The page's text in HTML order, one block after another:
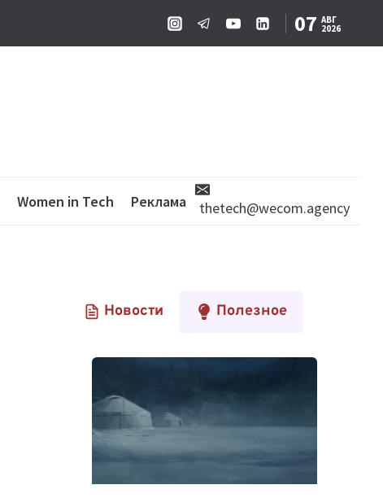
07 АВГ
2026
Women in Tech Реклама thetech@wecom.agency
Новости Полезное